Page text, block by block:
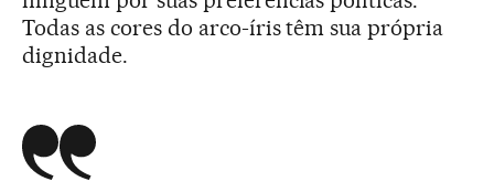
Todas as cores do arco-íris têm sua própria
dignidade.